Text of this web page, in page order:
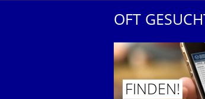
OFT GESUCHT
FINDEN!